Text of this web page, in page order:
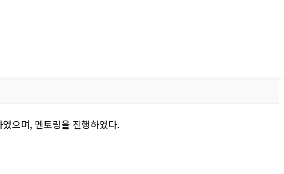
으며, 멘토링을 진행하였다.